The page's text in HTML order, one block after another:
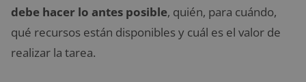
debe hacer lo antes posible, quién, para cuándo,
qué recursos están disponibles y cuál es el valor de
realizar la tarea.